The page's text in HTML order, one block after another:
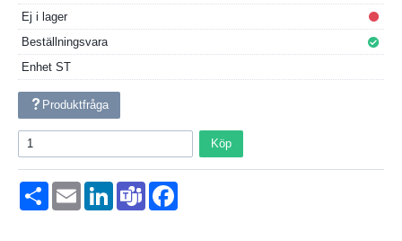
Ej i lager
Beställningsvara
Enhet ST
Produktfråga
Köp
Dela Email LinkedInTeams